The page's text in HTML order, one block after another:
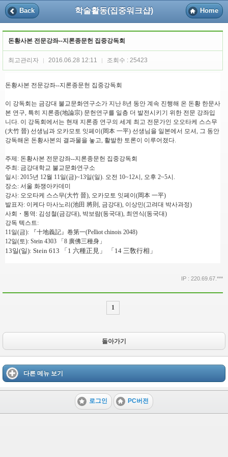
Back 학술활동(집중워크샵) Home
돈황사본 전문강좌--지론종문헌 집중강독회
최고관리자 2016.06.28 12:11 조회수 : 25423
돈황사본 전문강좌--지론종문헌 집중강독회
이 강독회는 금강대 불교문화연구소가 지난 8년 동안 계속 진행해 온 돈황 한문사
본 연구, 특히 지론종(地論宗) 문헌연구를 일층 더 발전시키기 위한 전문 강좌입
니다. 이 강독회에서는 현재 지론종 연구의 세계 최고 전문가인 오오타케 스스무
(大竹 晉) 선생님과 오카모토 잇페이 (岡本 一平) 선생님을 일본에서 모셔, 그 동안
강독해온 돈황사본의 결과물을 놓고, 활발한 토론이 이루어졌다.
주제 : 돈황사본 전문강좌--지론종문헌 집중강독회
주최 : 금강대학교 불교문화연구소
일시 : 2015년 12월 11일(금)~13일(일). 오전 10~12시 , 오후 2~5시 .
장소: 서울 화쟁아카데미
강사: 오오타케 스스무(大竹 晉), 오카모토 잇페이 (岡本 一平)
발표자: 이케다 마사노리 (池田 將則 , 금강대), 이상민(고려대 박사과정)
사회 ・ 통역 : 김성철(금강대), 박보람(동국대), 최연식(동국대)
강독 텍스트:
11일(금): 『十地義記』 卷第一(Pelliot chinois 2048)
12일(토): Stein 4303 「 8 廣佛三種身 」
13일(일): Stein 613 「 1 六種正見 」 「 14 三敎行相 」
IP : 220.69.67.***
1
돌아가기
다른 메뉴 보기
로그인 PC버전